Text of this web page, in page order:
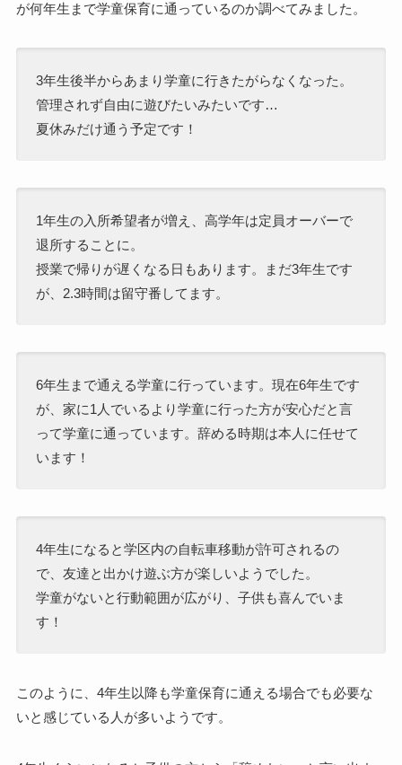
が何年生まで学童保育に通っているのか調べてみました。
3年生後半からあまり学童に行きたがらなくなった。
管理されず自由に遊びたいみたいです…
夏休みだけ通う予定です！
1年生の入所希望者が増え、高学年は定員オーバーで
退所することに。
授業で帰りが遅くなる日もあります。まだ3年生です
が、2.3時間は留守番してます。
6年生まで通える学童に行っています。現在6年生です
が、家に1人でいるより学童に行った方が安心だと言
って学童に通っています。辞める時期は本人に任せて
います！
4年生になると学区内の自転車移動が許可されるの
で、友達と出かけ遊ぶ方が楽しいようでした。
学童がないと行動範囲が広がり、子供も喜んでいま
す！
このように、4年生以降も学童保育に通える場合でも必要な
いと感じている人が多いようです。